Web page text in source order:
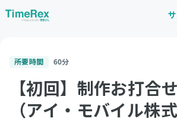
所要時間 60分
【初回】制作お打合
（アイ・モバイル株式